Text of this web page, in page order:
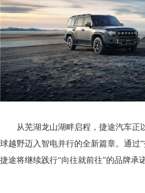
从芜湖龙山湖畔启程，捷途汽车
球越野迈入智电并行的全新篇章。通过“
捷途将继续践行“向往就前往”的品牌承